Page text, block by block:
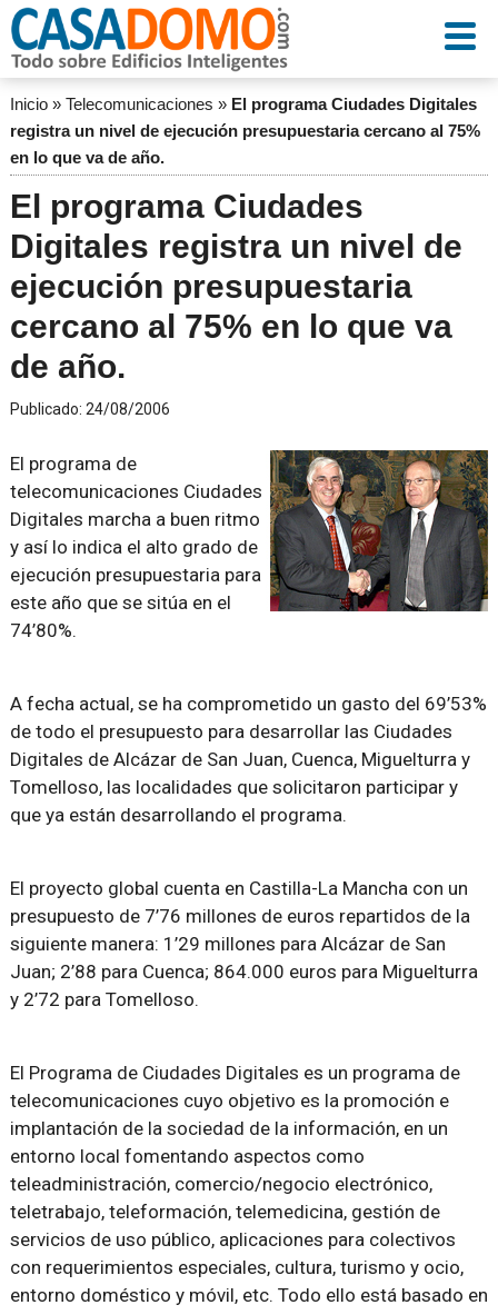
Inicio» Telecomunicaciones » El programa Ciudades Digitales
registra un nivel de ejecución presupuestaria cercano al 75%
en lo que va de año.
El programa Ciudades
Digitales registra un nivel de
ejecución presupuestaria
cercano al 75% en lo que va
de año.
Publicado: 24/08/2006
El programa de
telecomunicaciones Ciudades
Digitales marcha a buen ritmo
y así lo indica el alto grado de
ejecución presupuestaria para
este año que se sitúa en el
74’80%.
A fecha actual, se ha comprometido un gasto del 69’53%
de todo el presupuesto para desarrollar las Ciudades
Digitales de Alcázar de San Juan, Cuenca, Miguelturra y
Tomelloso, las localidades que solicitaron participar y
que ya están desarrollando el programa.
El proyecto global cuenta en Castilla-La Mancha con un
presupuesto de 7’76 millones de euros repartidos de la
siguiente manera: 1’29 millones para Alcázar de San
Juan; 2’88 para Cuenca; 864.000 euros para Miguelturra
y 2’72 para Tomelloso.
El Programa de Ciudades Digitales es un programa de
telecomunicaciones cuyo objetivo es la promoción e
implantación de la sociedad de la información, en un
entorno local fomentando aspectos como
teleadministración, comercio/negocio electrónico,
teletrabajo, teleformación, telemedicina, gestión de
servicios de uso público, aplicaciones para colectivos
con requerimientos especiales, cultura, turismo y ocio,
entorno doméstico y móvil, etc. Todo ello está basado en